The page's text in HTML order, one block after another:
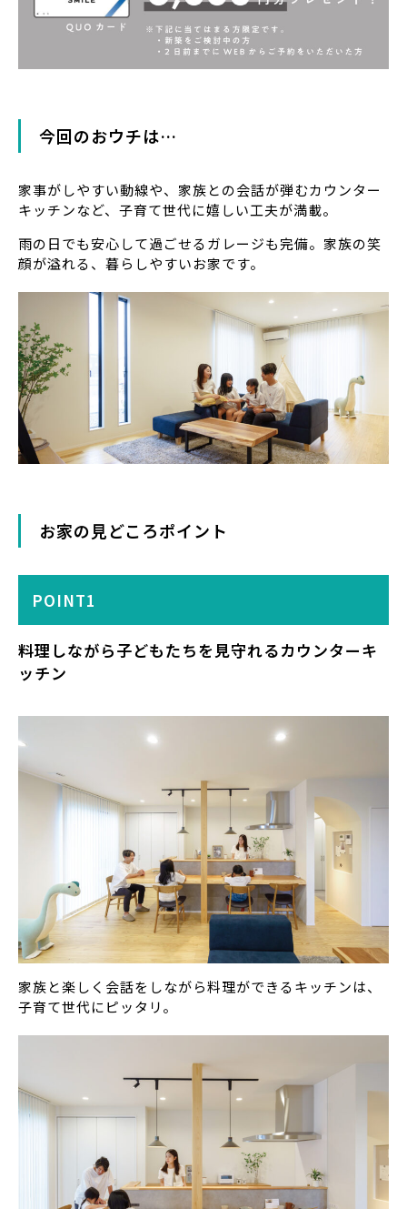
今回のおウチは…
家事がしやすい動線や、家族との会話が弾むカウンター
キッチンなど、子育て世代に嬉しい工夫が満載。
雨の日でも安心して過ごせるガレージも完備。家族の笑
顔が溢れる、暮らしやすいお家です。
お家の見どころポイント
POINT1
料理しながら子どもたちを見守れるカウンターキ
ッチン
家族と楽しく会話をしながら料理ができるキッチンは、
子育て世代にピッタリ。